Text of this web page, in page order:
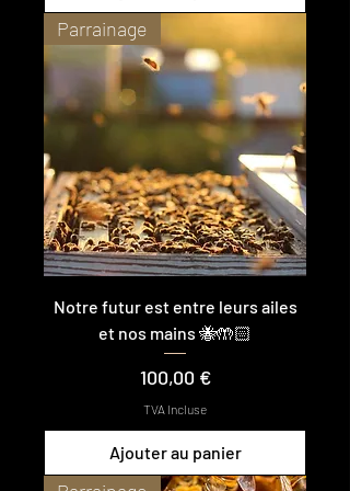
Parrainage
Notre futur est entre leurs ailes
et nos mains 🐝🤲🏻
Prix
100,00 €
TVA Incluse
Ajouter au panier